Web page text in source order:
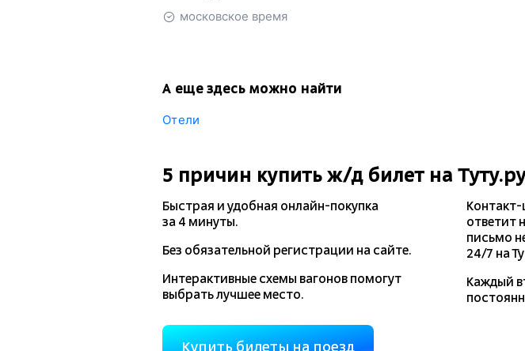
московское время
А еще здесь можно найти
Отели
5 причин купитьж/д билет на
Быстрая и удобная онлайн-покупка
за 4 минуты.
Без обязательной регистрации на сайте.
Интерактивные схемы вагонов помогут
выбрать лучшее место.
Контакт-
ответит
письмо
24/7 на
Каждый
Купить билеты на поезд